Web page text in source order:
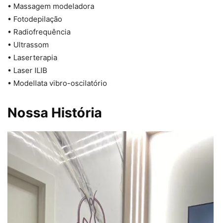
• Massagem modeladora
• Fotodepilação
• Radiofrequência
• Ultrassom
• Laserterapia
• Laser ILIB
• Modellata vibro-oscilatório
Nossa História